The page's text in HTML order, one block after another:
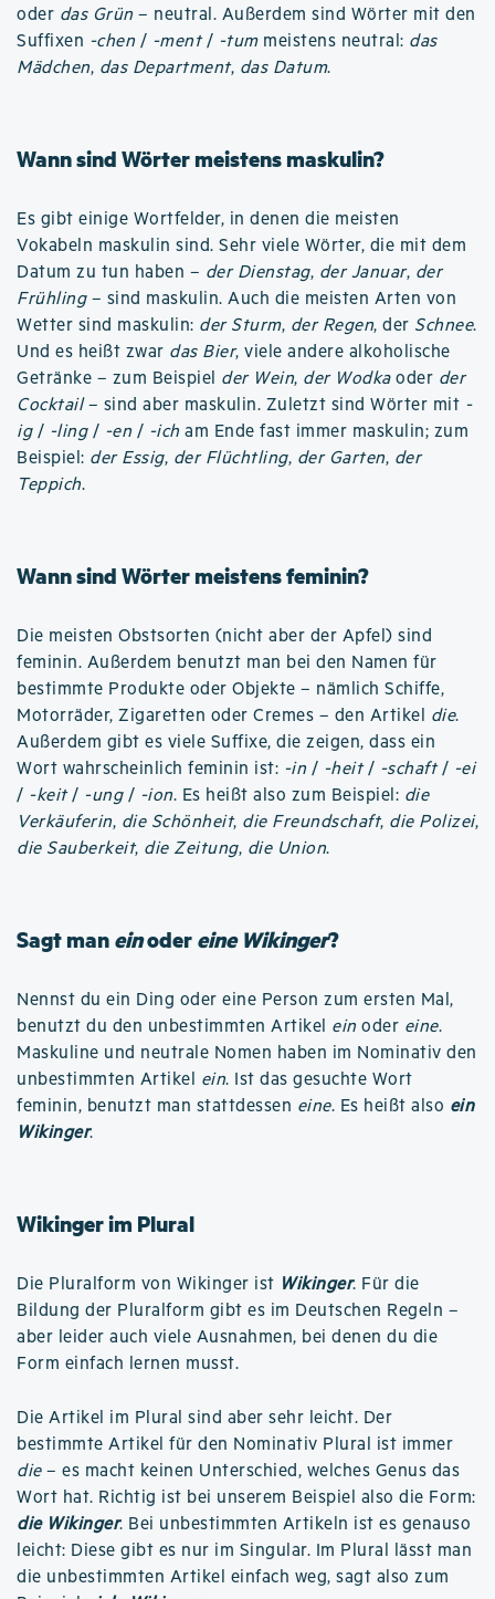
oder das Grün – neutral. Außerdem sind Wörter mit den
Suffixen -chen / -ment/ -tummeistens neutral: das
Mädchen, das Department, das Datum.
Wann sind Wörter meistens maskulin?
Es gibt einige Wortfelder, in denen die meisten
Vokabeln maskulin sind. Sehr viele Wörter, die mit dem
Datum zu tun haben – der Dienstag, der Januar, der
Frühling– sind maskulin. Auch die meisten Arten von
Wetter sind maskulin: der Sturm, der Regen, der Schnee.
Und es heißt zwar das Bier, viele andere alkoholische
Getränke – zum Beispiel der Wein, der Wodkaoder der
Cocktail– sind aber maskulin. Zuletzt sind Wörter mit -
ig/ -ling/ -en / -ich am Ende fast immer maskulin; zum
Beispiel: der Essig, der Flüchtling, der Garten, der
Teppich.
Wann sind Wörter meistens feminin?
Die meisten Obstsorten (nicht aber der Apfel) sind
feminin. Außerdem benutzt man bei den Namen für
bestimmte Produkte oder Objekte – nämlich Schiffe,
Motorräder, Zigaretten oder Cremes – den Artikel die.
Außerdem gibt es viele Suffixe, die zeigen, dass ein
Wort wahrscheinlich feminin ist: -in / -heit/ -schaft/ -ei
/ -keit/ -ung/ -ion. Es heißt also zum Beispiel: die
Verkäuferin, die Schönheit, die Freundschaft, die Polizei,
die Sauberkeit, die Zeitung, die Union.
Sagt maneinodereine Wikinger?
Nennst du ein Ding oder eine Person zum ersten Mal,
benutzt du den unbestimmten Artikel ein oder eine.
Maskuline und neutrale Nomen haben im Nominativ den
unbestimmten Artikel ein. Ist das gesuchte Wort
feminin, benutzt man stattdessen eine. Es heißt also ein
Wikinger.
Wikinger im Plural
Die Pluralform von Wikinger ist Wikinger. Für die
Bildung der Pluralform gibt es im Deutschen Regeln –
aber leider auch viele Ausnahmen, bei denen du die
Form einfach lernen musst.
Die Artikel im Plural sind aber sehr leicht. Der
bestimmte Artikel für den Nominativ Plural ist immer
die– es macht keinen Unterschied, welches Genus das
Wort hat. Richtig ist bei unserem Beispiel also die Form:
die Wikinger. Bei unbestimmten Artikeln ist es genauso
leicht: Diese gibt es nur im Singular. Im Plural lässt man
die unbestimmten Artikel einfach weg, sagt also zum